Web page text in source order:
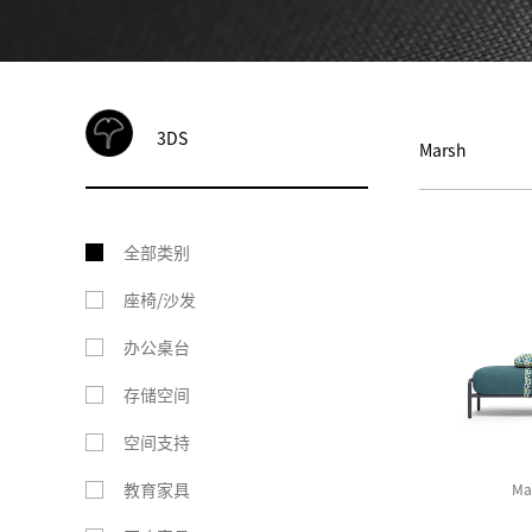
3DS
Marsh
全部类别
座椅/沙发
办公桌台
存储空间
空间支持
教育家具